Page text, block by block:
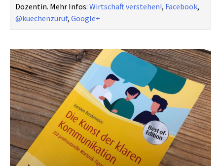
Dozentin. Mehr Infos: Wirtschaft verstehen!, Facebook,
@kuechenzuruf, Google+